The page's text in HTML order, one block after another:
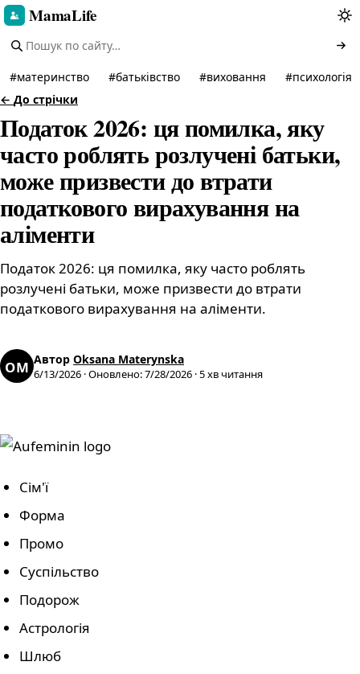
MamaLife
#материнство #батьківство #виховання #психологія
← До стрічки
Податок 2026: ця помилка, яку
часто роблять розлучені батьки,
може призвести до втрати
податкового вирахування на
аліменти
Податок 2026: ця помилка, яку часто роблять
розлучені батьки, може призвести до втрати
податкового вирахування на аліменти.
OM Автор Oksana Materynska
6/13/2026 ·Оновлено:7/28/2026 ·5хв читання
Сім'ї
Форма
Промо
Суспільство
Подорож
Астрологія
Шлюб